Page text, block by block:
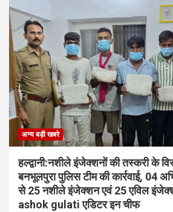
अन्य बड़ी खबरे
हल्द्वानी:नशीले इंजेक्शनों की तस्करी के
बनभूलपुरा पुलिस टीम की कार्रवाई, 04
से 25 नशीले इंजेक्शन एवं 25 एविल
ashok gulati एडिटर इन चीफ